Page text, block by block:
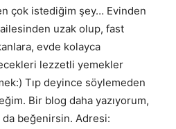
çok istediğim şey… Evinden
uzak olup, fast
evde kolayca
lezzetli yemekler
Tıp deyince söylemeden
Bir blog daha yazıyorum,
da beğenirsin. Adresi: